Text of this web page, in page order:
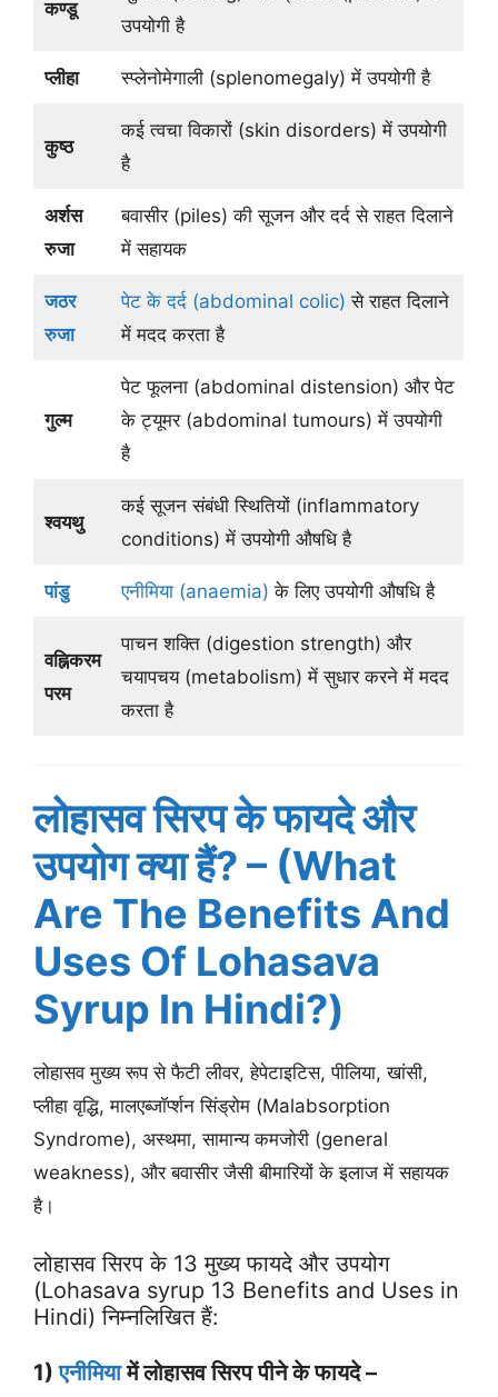
कण्डू
उपयोगी है
प्लीहा स्प्लेनोमेगाली (splenomegaly) में उपयोगी है
कुष्ठ
कई त्वचा विकारों (skin disorders) में उपयोगी
है
अर्शस
रुजा
बवासीर (piles) की सूजन और दर्द से राहत दिलाने
में सहायक
जठर
रुजा
पेट के दर्द (abdominal colic) से राहत दिलाने
में मदद करता है
गुल्म
पेट फूलना (abdominal distension) और पेट
के ट्यूमर (abdominal tumours) में उपयोगी
है
श्वयथु
कई सूजन संबंधी स्थितियों (inflammatory
conditions) में उपयोगी औषधि है
पांडु एनीमिया (anaemia) के लिए उपयोगी औषधि है
वह्निकरम
परम
पाचन शक्ति (digestion strength) और
चयापचय (metabolism) में सुधार करने में मदद
करता है
लोहासव सिरप के फायदे और
उपयोग क्या हैं? – (What
Are The Benefits And
Uses Of Lohasava
Syrup In Hindi?)
लोहासव मुख्य रूप से फैटी लीवर, हेपेटाइटिस, पीलिया, खांसी,
प्लीहा वृद्धि, मालएब्जॉर्प्शन सिंड्रोम (Malabsorption
Syndrome), अस्थमा, सामान्य कमजोरी (general
weakness), और बवासीर जैसी बीमारियों के इलाज में सहायक
है।
लोहासव सिरप के 13 मुख्य फायदे और उपयोग
(Lohasava syrup 13 Benefits and Uses in
Hindi) निम्नलिखित हैं:
1)एनीमियामें लोहासव सिरप पीने के फायदे –